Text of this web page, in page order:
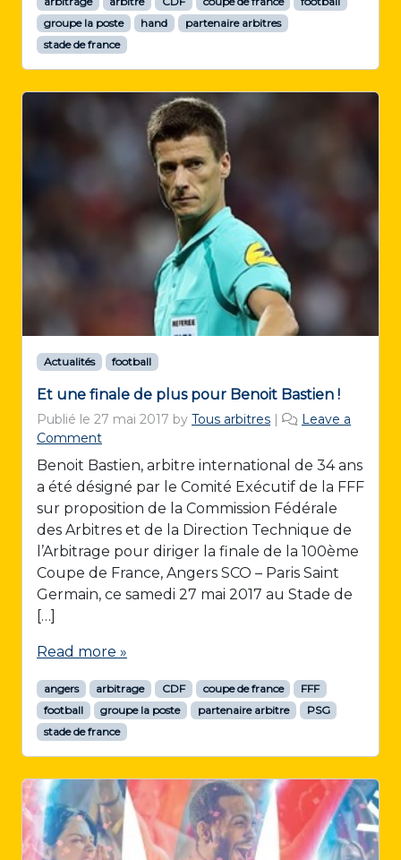
groupe la poste
hand
partenaire arbitres
stade de france
Actualités football
Et une finale de plus pour Benoit Bastien !
Publié le 27 mai 2017 by Tous arbitres |
Leave a
Comment
Benoit Bastien, arbitre international de 34 ans
a été désigné par le Comité Exécutif de la FFF
sur proposition de la Commission Fédérale
des Arbitres et de la Direction Technique de
l’Arbitrage pour diriger la finale de la 100ème
Coupe de France, Angers SCO – Paris Saint
Germain, ce samedi 27 mai 2017 au Stade de
[…]
Read more »
angers arbitrage CDF coupe de france
FFF
football
groupe la poste partenaire arbitre
PSG
stade de france